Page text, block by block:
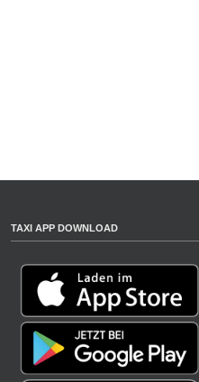
TAXI APP DOWNLOAD